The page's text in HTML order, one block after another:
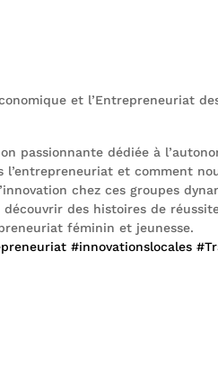
et l’Entrepreneuriat
passionnante dédiée à
l’entrepreneuriat et comment
chez ces groupes
découvrir des histoires de
féminin et jeunesse.
#innovationslocales